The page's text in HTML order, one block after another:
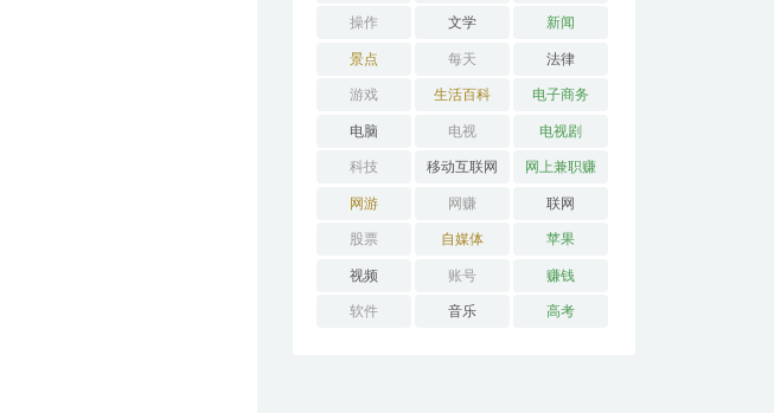
操作 文学 新闻
景点 每天 法律
游戏 生活百科 电子商务
电脑 电视 电视剧
科技 移动互联网 网上兼职赚
钱
网游 网赚 联网
股票 自媒体 苹果
视频 账号 赚钱
软件 音乐 高考